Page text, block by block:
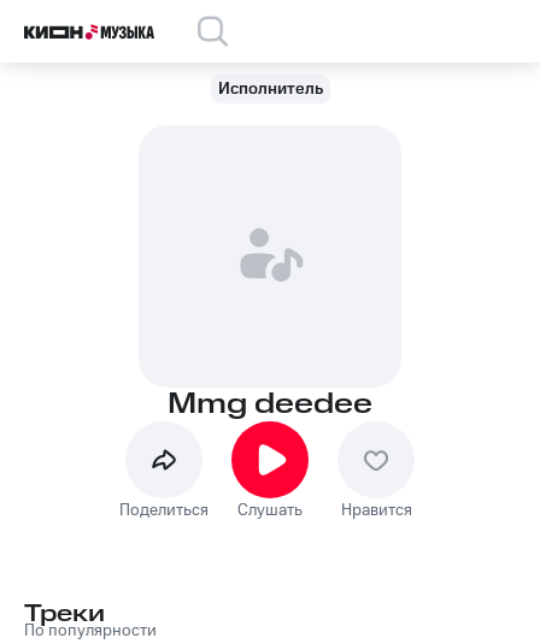
Исполнитель
Mmg deedee
Поделиться Слушать Нравится
Треки
По популярности